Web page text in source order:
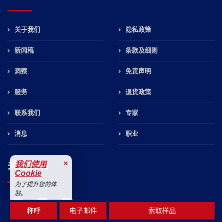
称呼 电子邮件 索取样品
关于我们
新闻稿
洞察
服务
联系我们
消息
隐私政策
条款及细则
免责声明
退货政策
专家
职业
关注我们
我们使用
Cookie
×
为了提升您的体
验。.
接受